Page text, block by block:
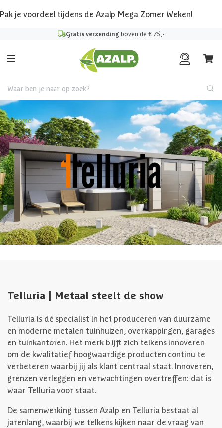
Pak je voordeel tijdens de Azalp Mega Zomer Weken!
Gratis verzending boven de € 75,-
Waar ben je naar op zoek?
Home
Maak
Telluria | Metaal steelt de show
Telluria is dé specialist in het produceren van duurzame
en moderne metalen tuinhuizen, overkappingen, garages
en tuinkantoren. Het merk blijft zich telkens innoveren
om de kwalitatief hoogwaardige producten continu te
verbeteren waarbij jij als klant centraal staat. Innoveren,
grenzen verleggen en verwachtingen overtreffen: dat is
waar Telluria voor staat.
De samenwerking tussen Azalp en Telluria bestaat al
jarenlang, waarbij we telkens kijken naar de vraag van